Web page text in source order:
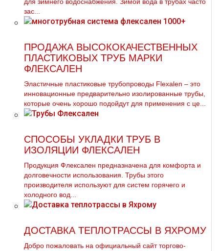
зас...
ПРОДАЖА ВЫСОКОКАЧЕСТВЕННЫХ
ПЛАСТИКОВЫХ ТРУБ МАРКИ
ФЛЕКСАЛЕН
Эластичные пластиковые трубопроводы Flexalen – это
инновационные предварительно изолированные трубы,
которые очень хорошо подойдут для применения с це...
СПОСОБЫ УКЛАДКИ ТРУБ В
ИЗОЛЯЦИИ ФЛЕКСАЛЕН
Продукция Флексален предназначена для комфорта и
долговечности использования. Трубы этого
производителя используют для систем горячего и
холодного вод...
ДОСТАВКА ТЕПЛОТРАССЫ В ЯХРОМУ
Добро пожаловать на официальный сайт торгово-